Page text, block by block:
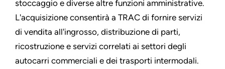
stoccaggio e diverse altre funzioni amministrative.
L'acquisizione consentirà a TRAC di fornire servizi
di vendita all'ingrosso, distribuzione di parti,
ricostruzione e servizi correlati ai settori degli
autocarri commerciali e dei trasporti intermodali.